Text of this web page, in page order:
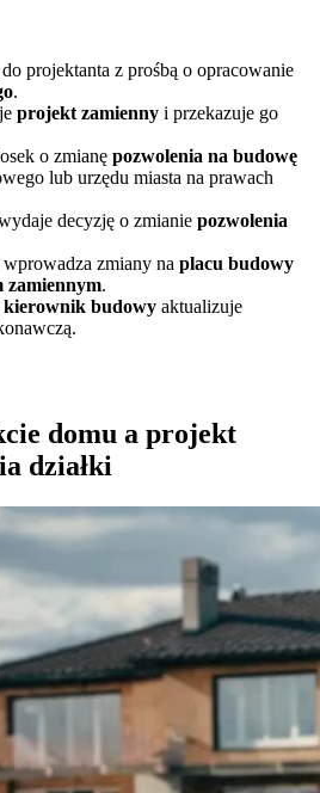
projektanta z prośbą o opracowanie
.
projekt zamienny i przekazuje go
o zmianę pozwolenia na budowę
lub urzędu miasta na prawach
decyzję o zmianie pozwolenia
wprowadza zmiany na placu budowy
zamiennym.
kierownik budowy aktualizuje
domu a projekt
działki